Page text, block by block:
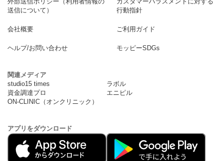
送信について）
行動指針
会社概要 ご利用ガイド
ヘルプ/お問い合わせ モッピーSDGs
関連メディア
studio15 times
ラボル
資金調達プロ
エニピル
ON-CLINIC（オンクリニック）
アプリをダウンロード